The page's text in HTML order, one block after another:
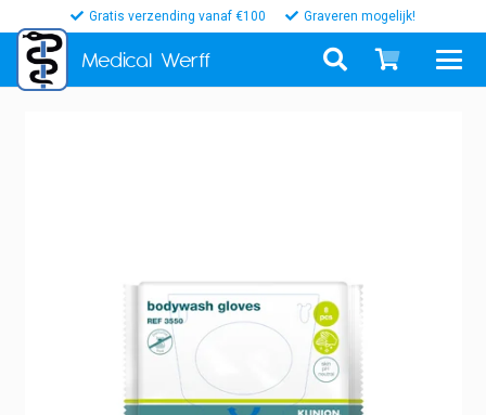
Gratis verzending vanaf €100 Graveren mogelijk!
Medical Werff